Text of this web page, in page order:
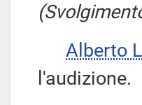
Alberto
l'audizione.